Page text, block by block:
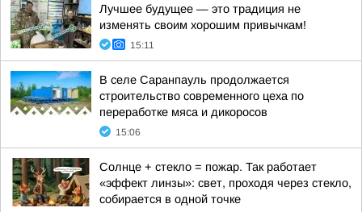
Лучшее будущее — это традиция не
изменять своим хорошим привычкам!
15:11
В селе Саранпауль продолжается
строительство современного цеха по
переработке мяса и дикоросов
15:06
Солнце + стекло = пожар. Так работает
«эффект линзы»: свет, проходя через стекло,
собирается в одной точке